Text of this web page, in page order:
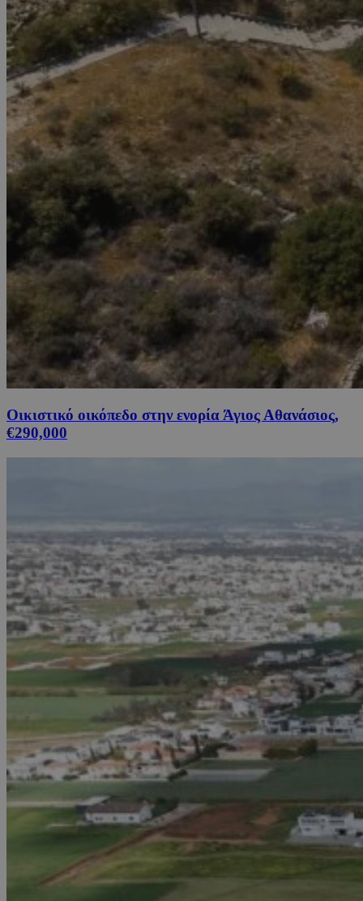
Οικιστικό οικόπεδο στην ενορία Άγιος Αθανάσιος,
€290,000